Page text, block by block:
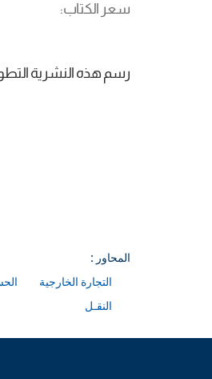
سعر الكتاب
رسم هذه النشرية
المحاور :
التجارة الخارجية
النقـل